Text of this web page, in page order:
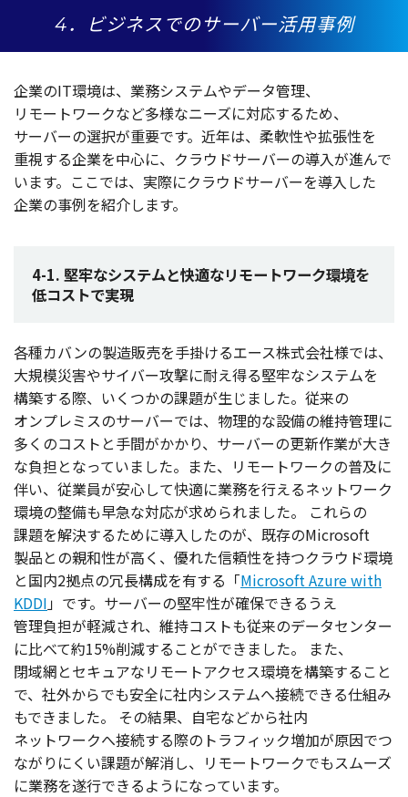
4．ビジネスでのサーバー活用事例
企業のIT環境は、 業務システムやデータ管理、
リモートワークなど多様なニーズに対応するため、
サーバーの選択が重要です。 近年は、 柔軟性や拡張性を
重視する企業を中心に、 クラウドサーバーの導入が進んで
います。ここでは、 実際にクラウドサーバーを導入した
企業の事例を紹介します。
4-1. 堅牢なシステムと快適なリモートワーク環境を
低コストで実現
各種カバンの製造販売を手掛けるエース株式会社様では、
大規模災害やサイバー攻撃に耐え得る堅牢なシステムを
構築する際、いくつかの課題が生じました。 従来の
オンプレミスのサーバーでは、 物理的な設備の維持管理に
多くのコスト と手間がかかり、 サーバーの更新作業が大き
な負担 となっていました。また、 リモートワークの普及に
伴い、 従業員が安心して快適に業務を行えるネットワーク
環境の整備も早急な対応が求められました。
これらの
課題を解決するために導入 したのが、 既存のMicrosoft
製品との親和性が高く、優れた信頼性を持つクラウド環境
と国内2拠点の冗長構成を有する「Microsoft Azure with
KDDI 」です。 サーバーの堅牢性が確保できるうえ
管理負担が軽減され、 維持コストも従来のデータセンター
に比べて約15%削減することができました。
また、
閉域網とセキュアなリモートアクセス環境を構築すること
で、 社外からでも安全に社内システムへ接続できる仕組み
もできました。
その結果、 自宅などから社内
ネットワークへ接続する際の トラフィック増加が原因でつ
ながりにくい課題が解消し、 リモートワークでもスムーズ
に業務を遂行できるようになっています。